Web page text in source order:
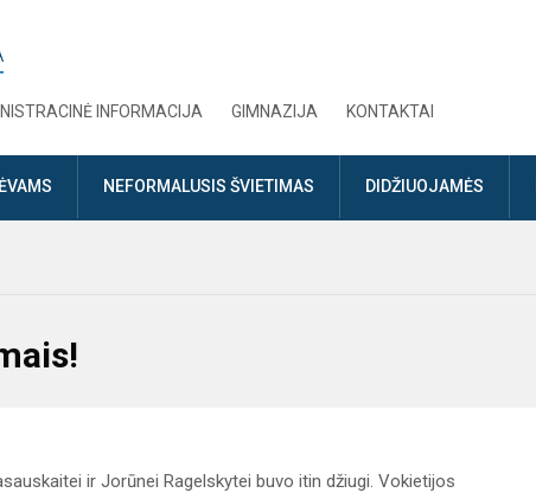
INFORMACIJA GIMNAZIJA KONTAKTAI
NEFORMALUSIS ŠVIETIMAS DIDŽIUOJAMĖS
ir Jorūnei Ragelskytei buvo itin džiugi. Vokietijos